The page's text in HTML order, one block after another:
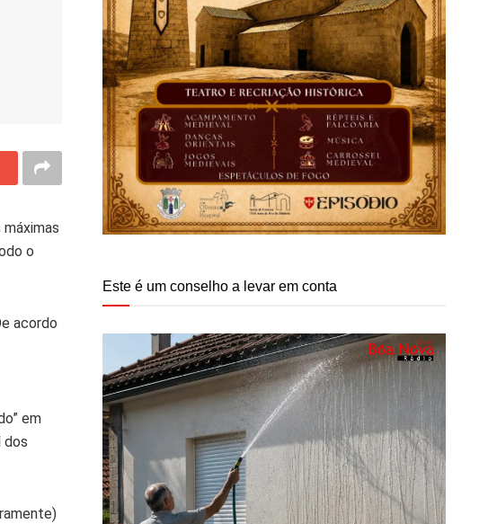
o
acordo
em
dos
Este é um conselho a levar em conta